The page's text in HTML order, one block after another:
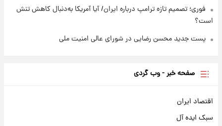
فوری؛ تصمیم تازه ترامپ درباره ایران/ آیا آمریکا به‌دنبال کاهش تنش
است؟
پست جدید محسن رضایی در شورای عالی امنیت ملی
صفحه خبر - وب گردی
اقتصاد ایران
سبک ایده آل